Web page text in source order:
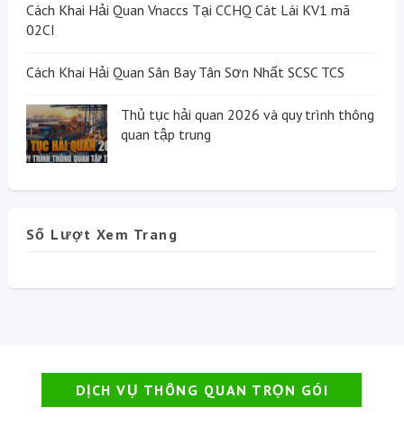
Cách Khai Hải Quan Vnaccs Tại CCHQ Cát Lái KV1 mã
02CI
Cách Khai Hải Quan Sân Bay Tân Sơn Nhất SCSC TCS
Thủ tục hải quan 2026 và quy trình thông
quan tập trung
Số Lượt Xem Trang
DỊCH VỤ THÔNG QUAN TRỌN GÓI